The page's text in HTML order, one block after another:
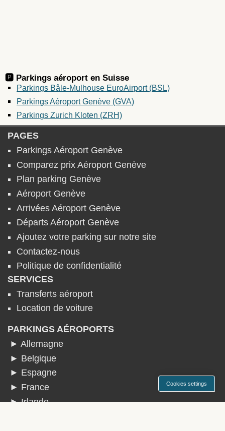
🅿️ Parkings aéroport en Suisse
Parkings Bâle-Mulhouse EuroAirport (BSL)
Parkings Aéroport Genève (GVA)
Parkings Zurich Kloten (ZRH)
PAGES
Parkings Aéroport Genève
Comparez prix Aéroport Genève
Plan parking Genève
Aéroport Genève
Arrivées Aéroport Genève
Départs Aéroport Genève
Ajoutez votre parking sur notre site
Contactez-nous
Politique de confidentialité
SERVICES
Transferts aéroport
Location de voiture
PARKINGS AÉROPORTS
► Allemagne
► Belgique
► Espagne
► France
► Irlande
Cookies settings